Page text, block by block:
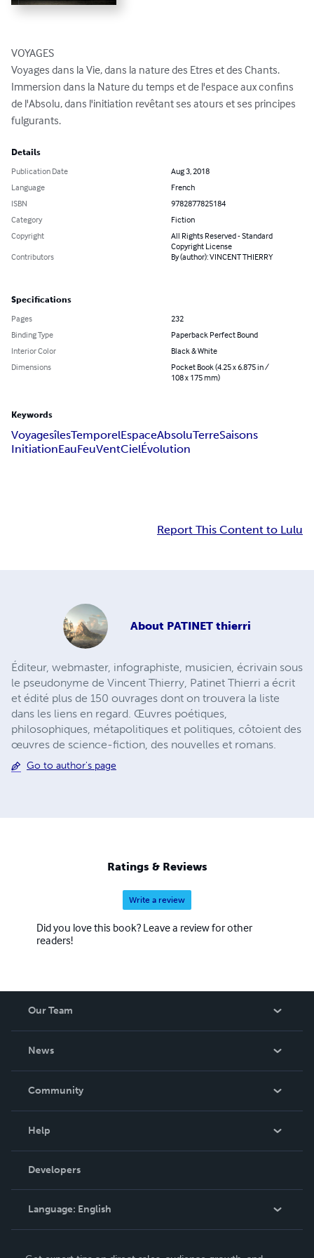
VOYAGES
Voyages dans la Vie, dans la nature des Etres et des Chants.
Immersion dans la Nature du temps et de l'espace aux confins
de l'Absolu, dans l'initiation revêtant ses atours et ses principes
fulgurants.
Details
Publication Date
Aug 3, 2018
Language
French
ISBN
9782877825184
Category
Fiction
Copyright
All Rights Reserved - Standard
Copyright License
Contributors
By (author): VINCENT THIERRY
Specifications
Pages
232
Binding Type
Paperback Perfect Bound
Interior Color
Black & White
Dimensions
Pocket Book (4.25 x 6.875 in /
108 x 175 mm)
Keywords
VoyagesîlesTemporelEspaceAbsoluTerreSaisons
InitiationEauFeuVentCielÉvolution
Report This Content to Lulu
About PATINET thierri
Éditeur, webmaster, infographiste, musicien, écrivain sous
le pseudonyme de Vincent Thierry, Patinet Thierri a écrit
et édité plus de 150 ouvrages dont on trouvera la liste
dans les liens en regard. Œuvres poétiques,
philosophiques, métapolitiques et politiques, côtoient des
œuvres de science-fiction, des nouvelles et romans.
Go to author's page
Ratings & Reviews
Write a review
Did you love this book? Leave a review for other
readers!
Our Team
About Us
Careers
News
In The News
Events
Community
Blog
Videos
Podcast
Help
Order Lookup
Knowledge Base
Contact Support
Developers
Language: English